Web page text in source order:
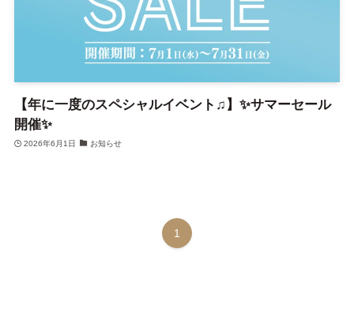
【年に一度のスペシャルイベント♫】✨サマーセール
開催✨
2026年6月1日 お知らせ
1